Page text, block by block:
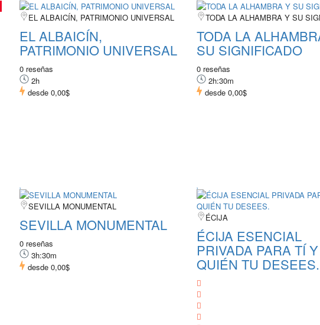
EL ALBAICÍN, PATRIMONIO UNIVERSAL
EL ALBAICÍN,
PATRIMONIO UNIVERSAL
0 reseñas
2h
desde 0,00$
TODA LA ALHAMBRA Y SU
TODA LA
SU SIGNIFICADO
0 reseñas
2h:30m
desde 0,00$
SEVILLA MONUMENTAL
SEVILLA MONUMENTAL
0 reseñas
3h:30m
desde 0,00$
ÉCIJA
ÉCIJA ESENCIAL
PRIVADA PARA TÍ Y
QUIÉN TU DESEES.